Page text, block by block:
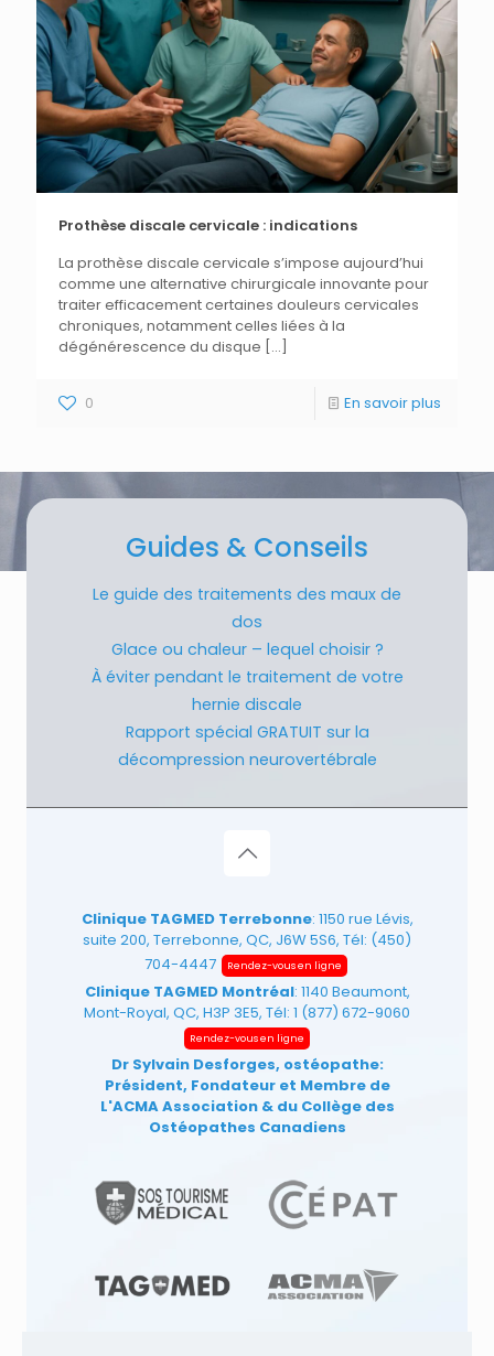
Prothèse discale cervicale : indications
La prothèse discale cervicale s’impose aujourd’hui
comme une alternative chirurgicale innovante pour
traiter efficacement certaines douleurs cervicales
chroniques, notamment celles liées à la
dégénérescence du disque […]
0 En savoir plus
Guides & Conseils
Le guide des traitements des maux de
dos
Glace ou chaleur – lequel choisir ?
À éviter pendant le traitement de votre
hernie discale
Rapport spécial GRATUIT sur la
décompression neurovertébrale
Clinique TAGMED Terrebonne: 1150 rue Lévis,
suite 200, Terrebonne, QC, J6W 5S6, Tél: (450)
704-4447
Rendez-vous en ligne
Clinique TAGMED Montréal: 1140 Beaumont,
Mont-Royal, QC, H3P 3E5, Tél: 1 (877) 672-9060
Rendez-vous en ligne
Dr Sylvain Desforges, ostéopathe:
Président, Fondateur et Membre de
L'ACMA Association & du Collège des
Ostéopathes Canadiens